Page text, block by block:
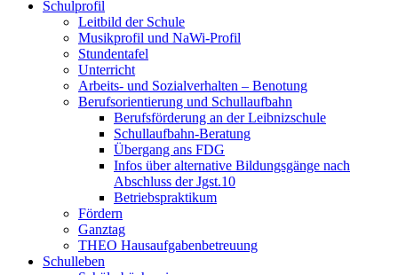
Schulprofil
Leitbild der Schule
Musikprofil und NaWi-Profil
Stundentafel
Unterricht
Arbeits- und Sozialverhalten – Benotung
Berufsorientierung und Schullaufbahn
Berufsförderung an der Leibnizschule
Schullaufbahn-Beratung
Übergang ans FDG
Infos über alternative Bildungsgänge nach
Abschluss der Jgst.10
Betriebspraktikum
Fördern
Ganztag
THEO Hausaufgabenbetreuung
Schulleben